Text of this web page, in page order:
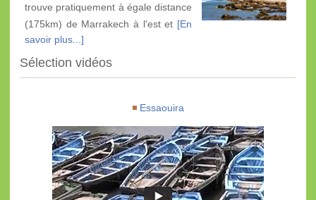
trouve pratiquement à égale distance
(175km) de Marrakech à l'est et [En
savoir plus...]
Sélection vidéos
Essaouira